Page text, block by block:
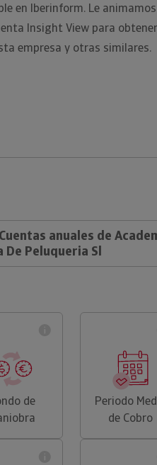
en Iberinform. Le
Insight View para
empresa y otras similares.
anuales de
De Peluqueria Sl
de
Periodo
de Cobro